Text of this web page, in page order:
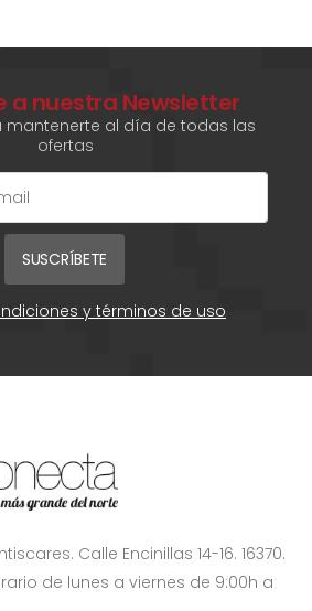
a nuestra Newsletter
mantenerte al día de todas las
ofertas
SUSCRÍBETE
y términos de uso
Calle Encinillas 14-16. 16370.
de lunes a viernes de 9:00h a